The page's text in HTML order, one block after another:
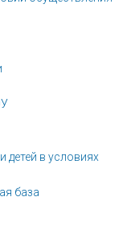
детей в условиях
база